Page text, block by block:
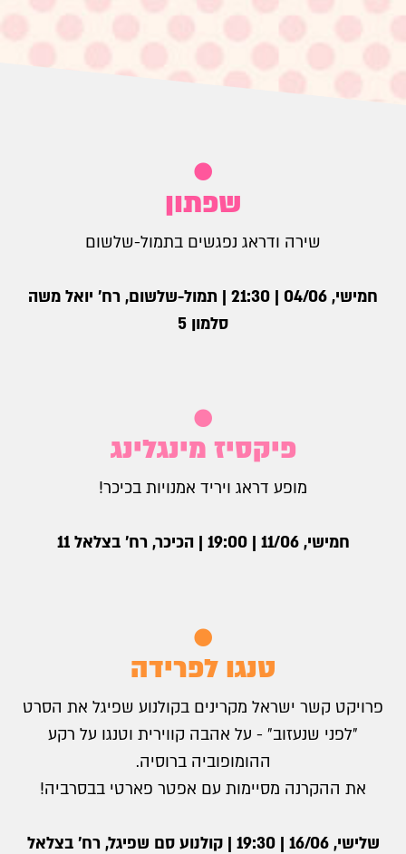
שפתון
שירה ודראג נפגשים בתמול-שלשום
חמישי, 04/06 | 21:30 | תמול-שלשום, רח׳ יואל משה
סלמון 5
פיקסיז מינגלינג
מופע דראג ויריד אמנויות בכיכר!
חמישי, 11/06 | 19:00 | הכיכר, רח׳ בצלאל 11
טנגו לפרידה
פרויקט קשר ישראל מקרינים בקולנוע שפיגל את הסרט
״לפני שנעזוב״ - על אהבה קווירית וטנגו על רקע
ההומופוביה ברוסיה.
את ההקרנה מסיימות עם אפטר פארטי בבסרביה!
שלישי, 16/06 | 19:30 | קולנוע סם שפיגל, רח׳ בצלאל